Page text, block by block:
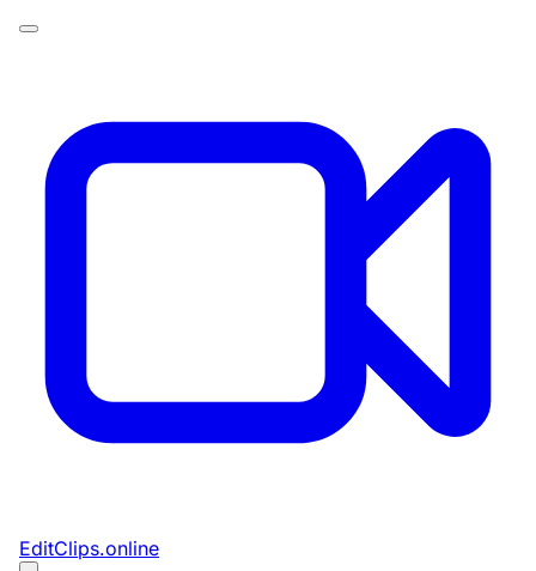
EditClips.online